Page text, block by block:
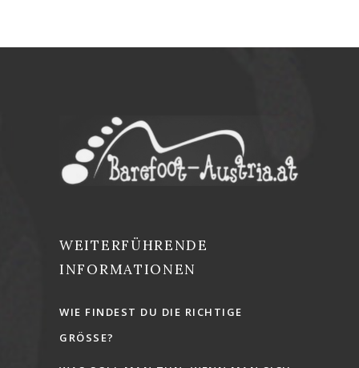
WEITERFÜHRENDE
INFORMATIONEN
WIE FINDEST DU DIE RICHTIGE
GRÖSSE?